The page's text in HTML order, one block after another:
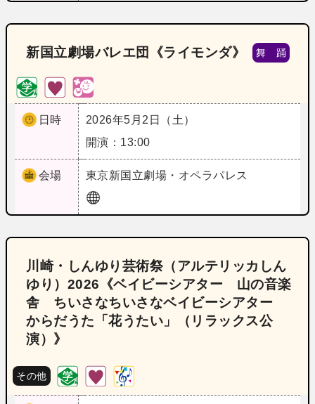
新国立劇場バレエ団《ライモンダ》 舞 踊
日時
2026年5月2日（土）
開演：13:00
会場 東京新国立劇場・オペラパレス
川崎・しんゆり芸術祭（アルテリッカしん
ゆり）2026《ベイビーシアター 山の音楽
舎 ちいさなちいさなベイビーシアター
からだうた「花うたい」（リラックス公
演）》
その他